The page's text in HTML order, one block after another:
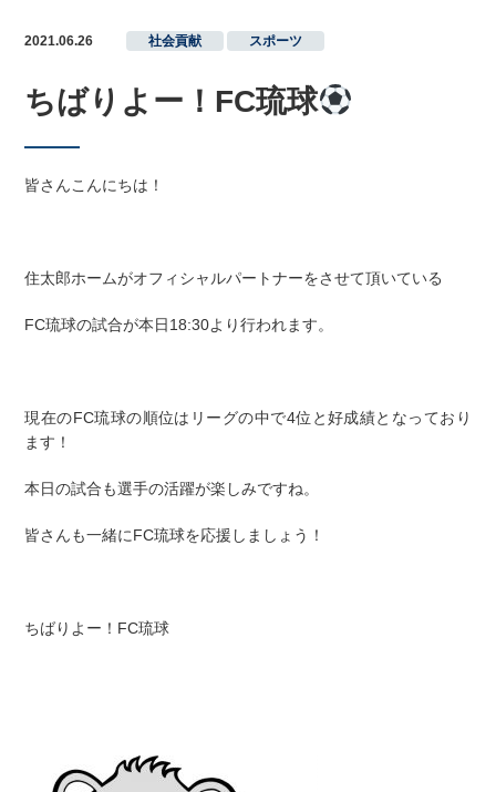
2021.06.26 社会貢献 スポーツ
ちばりよー！FC琉球
皆さんこんにちは！
住太郎ホームがオフィシャルパートナーをさせて頂いている
FC琉球の試合が本日18:30より行われます。
現在のFC琉球の順位はリーグの中で4位と好成績となっており
ます！
本日の試合も選手の活躍が楽しみですね。
皆さんも一緒にFC琉球を応援しましょう！
ちばりよー！FC琉球